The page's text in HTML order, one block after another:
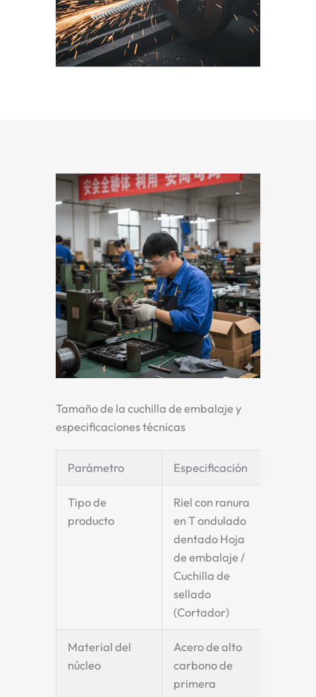
Tamaño de la cuchilla de embalaje y
especificaciones técnicas
Parámetro Especificación
Tipo de
producto
Riel con ranura
en T ondulado
dentado Hoja
de embalaje/
Cuchilla de
sellado
(Cortador)
Material del
núcleo
Acero de alto
carbono de
primera